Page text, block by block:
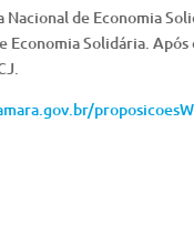
de Economia
Solidária. Após